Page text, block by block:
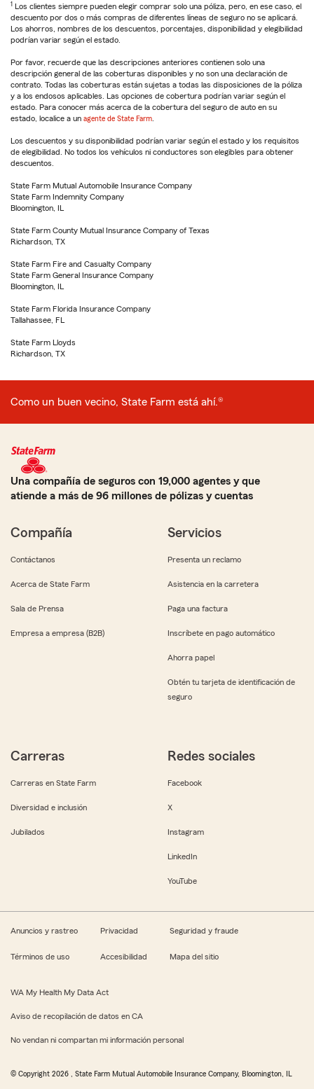
1 Los clientes siempre pueden elegir comprar solo una póliza, pero, en ese caso, el
descuento por dos o más compras de diferentes líneas de seguro no se aplicará.
Los ahorros, nombres de los descuentos, porcentajes, disponibilidad y elegibilidad
podrían variar según el estado.
Por favor, recuerde que las descripciones anteriores contienen solo una
descripción general de las coberturas disponibles y no son una declaración de
contrato. Todas las coberturas están sujetas a todas las disposiciones de la póliza
y a los endosos aplicables. Las opciones de cobertura podrían variar según el
estado. Para conocer más acerca de la cobertura del seguro de auto en su
estado, localice a un agente de State Farm
Los descuentos y su disponibilidad podrían variar según el estado y los requisitos
de elegibilidad. No todos los vehículos ni conductores son elegibles para obtener
descuentos.
State Farm Mutual Automobile Insurance Company
State Farm Indemnity Company
Bloomington, IL
State Farm County Mutual Insurance Company of Texas
Richardson, TX
State Farm Fire and Casualty Company
State Farm General Insurance Company
Bloomington, IL
State Farm Florida Insurance Company
Tallahassee, FL
State Farm Lloyds
Richardson, TX
Como un buen vecino, State Farm está ahí.®
Una compañía de seguros con 19,000 agentes y que
atiende a más de 96 millones de pólizas y cuentas
Compañía
Contáctanos
Acerca de State Farm
Sala de Prensa
Empresa a empresa (B2B)
Servicios
Presenta un reclamo
Asistencia en la carretera
Paga una factura
Inscríbete en pago automático
Ahorra papel
Obtén tu tarjeta de identificación de
seguro
Carreras
Carreras en State Farm
Diversidad e inclusión
Jubilados
Redes sociales
Facebook
X
Instagram
LinkedIn
YouTube
Anuncios y rastreo Privacidad Seguridad y fraude
Términos de uso Accesibilidad Mapa del sitio
WA My Health My Data Act
Aviso de recopilación de datos en CA
No vendan ni compartan mi información personal
© Copyright 2026 , State Farm Mutual Automobile Insurance Company, Bloomington, IL